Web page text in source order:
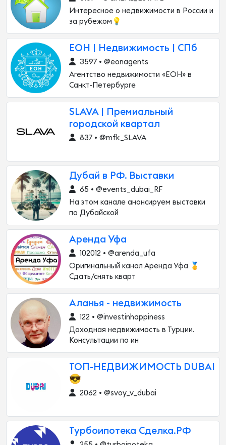
Интересное о недвижимости в России и
за рубежом💡
ЕОН | Недвижимость | СПб
3597 • @eonagents
Агентство недвижимости «ЕОН» в
Санкт-Петербурге
SLAVA | Премиальный
городской квартал
837 • @mfk_SLAVA
Дубай в РФ. Выставки
65 • @events_dubai_RF
На этом канале анонсируем выставки
по Дубайской
Аренда Уфа
102012 • @arenda_ufa
Оригинальный канал Аренда Уфа 🥇
Сдать/снять кварт
Аланья - недвижимость
122 • @investinhappiness
Доходная недвижимость в Турции.
Консультации по ин
ТОП-НЕДВИЖИМОСТЬ DUBAI
😎
2062 • @svoy_v_dubai
Турбоипотека Сделка.РФ